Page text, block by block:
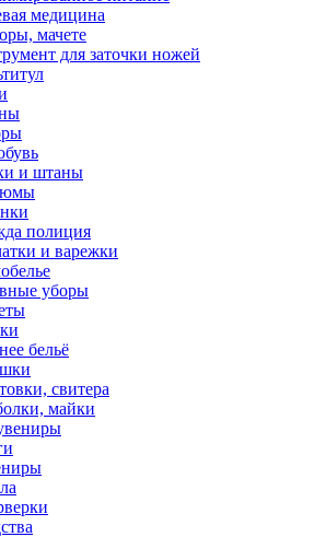
медицина
мачете
для заточки ножей
и штаны
полиция
и варежки
уборы
бельё
свитера
майки